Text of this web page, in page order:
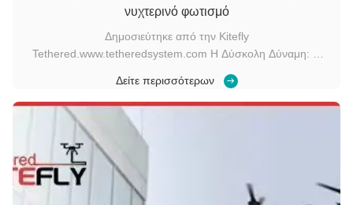
νυχτερινό φωτισμό
Δημοσιεύτηκε από την Kitefly
Tethered.www.tetheredsystem.com Η Δύσκολη Δύναμη: Η
νυχτερινές εργασίες διάσωσης σε περίπτωση έκτακτης
ανάγκης, επισκευής δικτύου ηλεκτρικής ενέργειας και
απομακρυσμένων χώρων κατασκευής έχουν ένα κοινό
πρόβλημα:χωρίς αξ...
Δείτε περισσότερων